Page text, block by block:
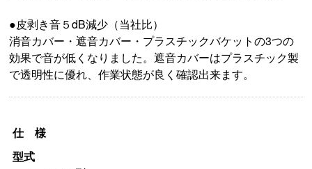
●皮剥き音５dB減少（当社比）
消音カバー・遮音カバー・プラスチックバケットの3つの
効果で音が低くなりました。遮音カバーはプラスチック製
で透明性に優れ、作業状態が良く確認出来ます。
仕 様
型式